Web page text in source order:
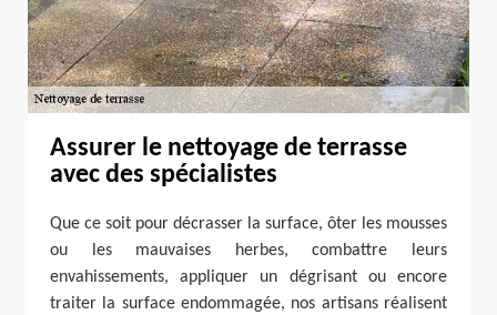
Assurer le nettoyage de terrasse
avec des spécialistes
Que ce soit pour décrasser la surface, ôter les mousses
ou les mauvaises herbes, combattre leurs
envahissements, appliquer un dégrisant ou encore
traiter la surface endommagée, nos artisans réalisent